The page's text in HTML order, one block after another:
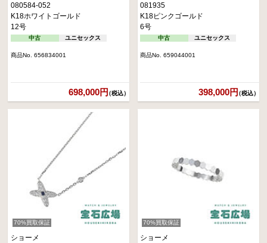
080584-052
K18ホワイトゴールド
12号
中古 ユニセックス
商品No. 656834001
698,000円（税込）
081935
K18ピンクゴールド
6号
中古 ユニセックス
商品No. 659044001
398,000円（税込）
70%買取保証
ショーメ
70%買取保証
ショーメ